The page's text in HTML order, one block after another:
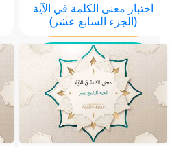
اختبار معنى الكلمة في الآية
(الجزء السابع عشر)